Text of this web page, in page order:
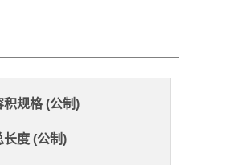
积规格 (公制)
长度 (公制)